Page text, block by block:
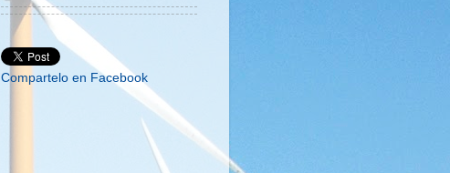
Compartelo en Facebook